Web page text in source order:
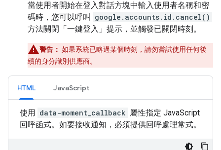
當使用者開始在登入對話方塊中輸入使用者名稱和密
碼時，您可以呼叫
google.accounts.id.cancel()
方法關閉「一鍵登入」提示，並觸發已關閉時刻。
警告： 如果系統已略過某個時刻，請勿嘗試使用任何後
續的身分識別供應商。
HTML JavaScript
使用 data-moment_callback 屬性指定 JavaScript
回呼函式。如要接收通知，必須提供回呼處理常式。